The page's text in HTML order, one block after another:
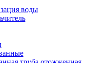
воды